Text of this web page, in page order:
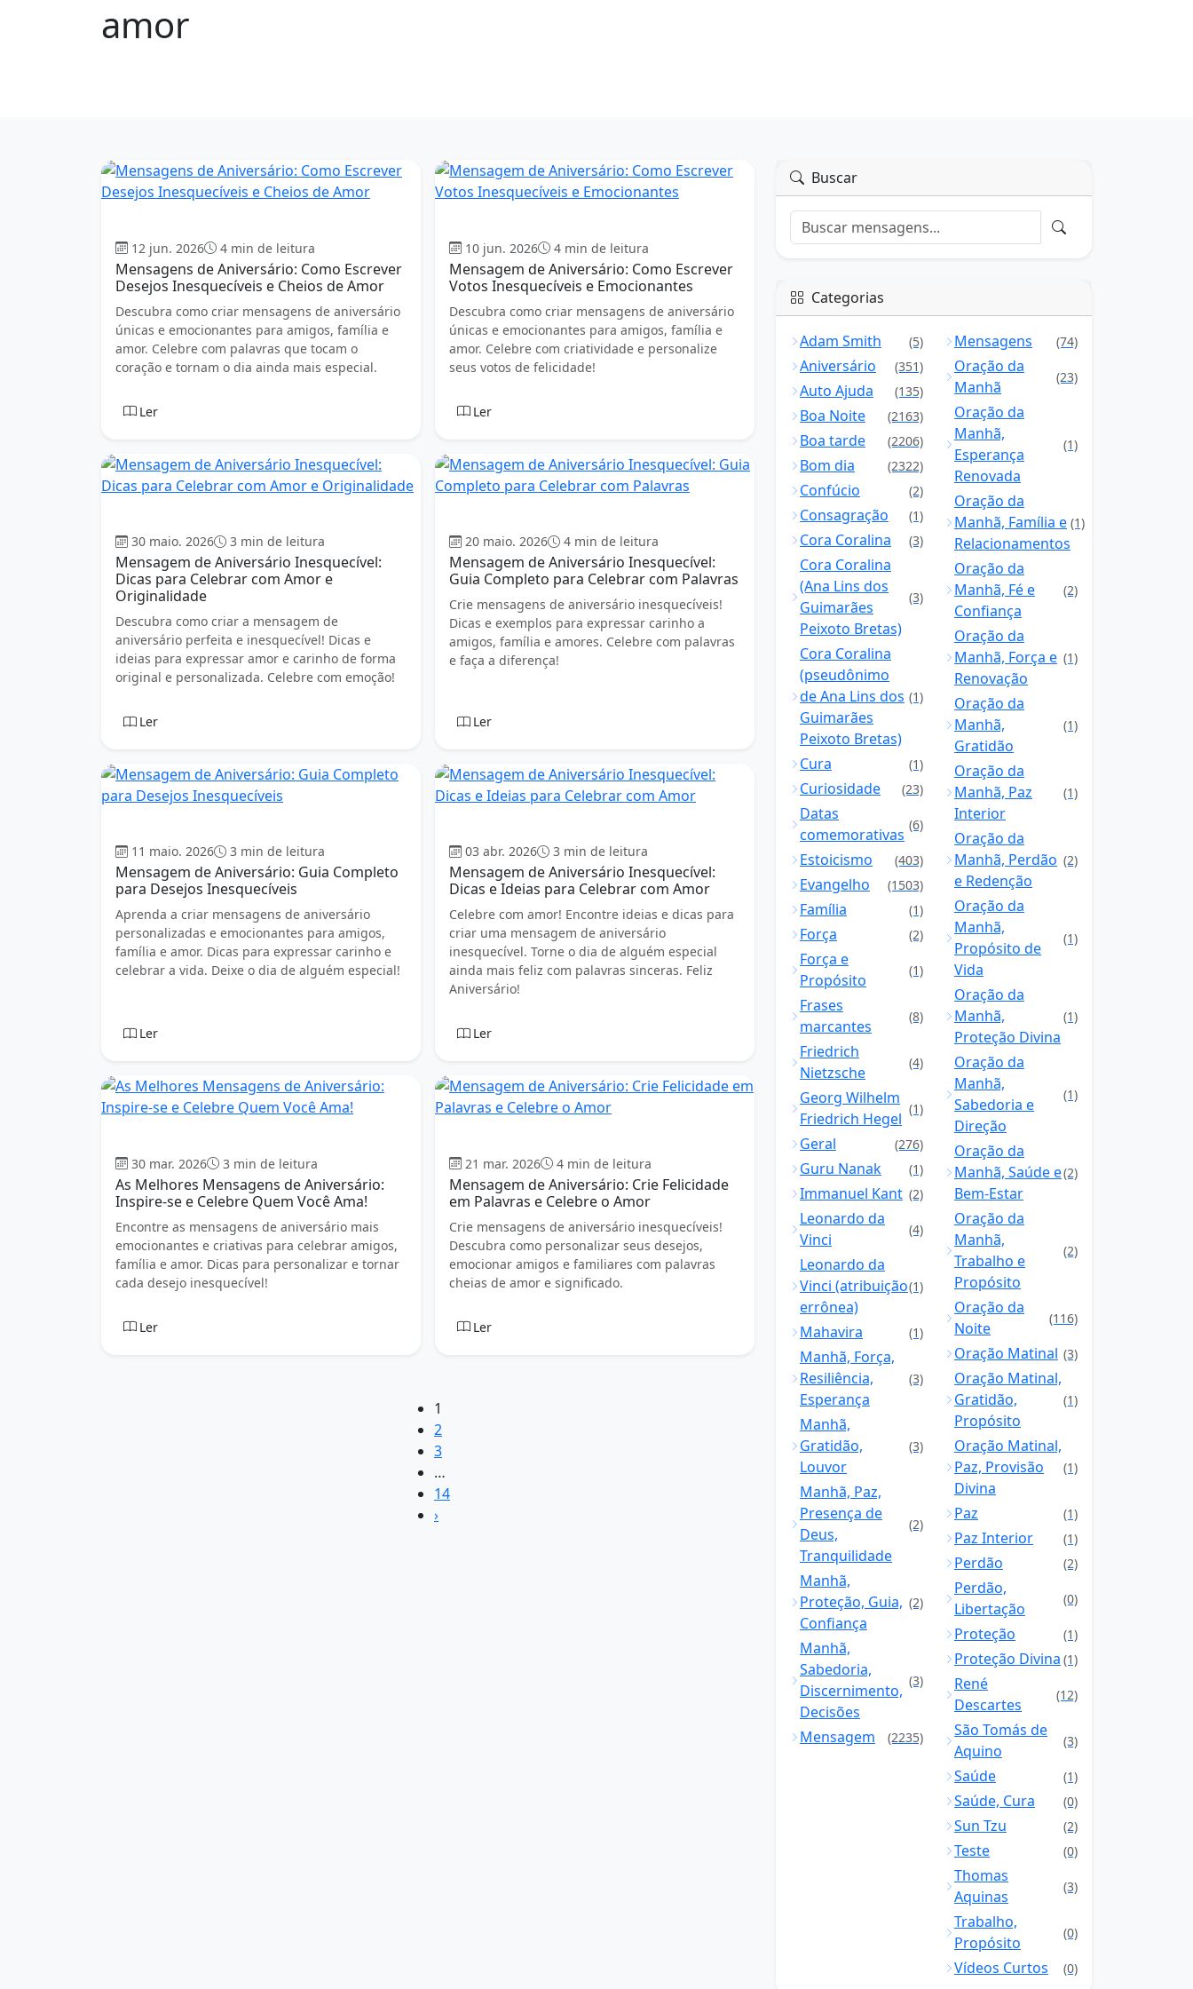
amor
12 jun. 2026 4 min de leitura
Mensagens de Aniversário: Como Escrever
Desejos Inesquecíveis e Cheios de Amor
Descubra como criar mensagens de aniversário
únicas e emocionantes para amigos, família e
amor. Celebre com palavras que tocam o
coração e tornam o dia ainda mais especial.
Ler
10 jun. 2026 4 min de leitura
Mensagem de Aniversário: Como Escrever
Votos Inesquecíveis e Emocionantes
Descubra como criar mensagens de aniversário
únicas e emocionantes para amigos, família e
amor. Celebre com criatividade e personalize
seus votos de felicidade!
Ler
30 maio. 2026 3 min de leitura
Mensagem de Aniversário Inesquecível:
Dicas para Celebrar com Amor e
Originalidade
Descubra como criar a mensagem de
aniversário perfeita e inesquecível! Dicas e
ideias para expressar amor e carinho de forma
original e personalizada. Celebre com emoção!
Ler
20 maio. 2026 4 min de leitura
Mensagem de Aniversário Inesquecível:
Guia Completo para Celebrar com Palavras
Crie mensagens de aniversário inesquecíveis!
Dicas e exemplos para expressar carinho a
amigos, família e amores. Celebre com palavras
e faça a diferença!
Ler
11 maio. 2026 3 min de leitura
Mensagem de Aniversário: Guia Completo
para Desejos Inesquecíveis
Aprenda a criar mensagens de aniversário
personalizadas e emocionantes para amigos,
família e amor. Dicas para expressar carinho e
celebrar a vida. Deixe o dia de alguém especial!
Ler
03 abr. 2026 3 min de leitura
Mensagem de Aniversário Inesquecível:
Dicas e Ideias para Celebrar com Amor
Celebre com amor! Encontre ideias e dicas para
criar uma mensagem de aniversário
inesquecível. Torne o dia de alguém especial
ainda mais feliz com palavras sinceras. Feliz
Aniversário!
Ler
30 mar. 2026 3 min de leitura
As Melhores Mensagens de Aniversário:
Inspire-se e Celebre Quem Você Ama!
Encontre as mensagens de aniversário mais
emocionantes e criativas para celebrar amigos,
família e amor. Dicas para personalizar e tornar
cada desejo inesquecível!
Ler
21 mar. 2026 4 min de leitura
Mensagem de Aniversário: Crie Felicidade
em Palavras e Celebre o Amor
Crie mensagens de aniversário inesquecíveis!
Descubra como personalizar seus desejos,
emocionar amigos e familiares com palavras
cheias de amor e significado.
Ler
1
2
3
…
14
›
Buscar
Categorias
Adam Smith (5)
Aniversário (351)
Auto Ajuda (135)
Boa Noite (2163)
Boa tarde (2206)
Bom dia (2322)
Confúcio (2)
Consagração (1)
Cora Coralina (3)
Cora Coralina
(Ana Lins dos
Guimarães
Peixoto Bretas)
(3)
Cora Coralina
(pseudônimo
de Ana Lins dos
Guimarães
Peixoto Bretas)
(1)
Cura (1)
Curiosidade (23)
Datas
comemorativas
(6)
Estoicismo (403)
Evangelho (1503)
Família (1)
Força (2)
Força e
Propósito
(1)
Frases
marcantes
(8)
Friedrich
Nietzsche
(4)
Georg Wilhelm
Friedrich Hegel
(1)
Geral (276)
Guru Nanak (1)
Immanuel Kant (2)
Leonardo da
Vinci
(4)
Leonardo da
Vinci (atribuição
errônea)
(1)
Mahavira (1)
Manhã, Força,
Resiliência,
Esperança
(3)
Manhã,
Gratidão,
Louvor
(3)
Manhã, Paz,
Presença de
Deus,
Tranquilidade
(2)
Manhã,
Proteção, Guia,
Confiança
(2)
Manhã,
Sabedoria,
Discernimento,
Decisões
(3)
Mensagem (2235)
Mensagens (74)
Oração da
Manhã
(23)
Oração da
Manhã,
Esperança
Renovada
(1)
Oração da
Manhã, Família e
Relacionamentos
(1)
Oração da
Manhã, Fé e
Confiança
(2)
Oração da
Manhã, Força e
Renovação
(1)
Oração da
Manhã,
Gratidão
(1)
Oração da
Manhã, Paz
Interior
(1)
Oração da
Manhã, Perdão
e Redenção
(2)
Oração da
Manhã,
Propósito de
Vida
(1)
Oração da
Manhã,
Proteção Divina
(1)
Oração da
Manhã,
Sabedoria e
Direção
(1)
Oração da
Manhã, Saúde e
Bem-Estar
(2)
Oração da
Manhã,
Trabalho e
Propósito
(2)
Oração da
Noite
(116)
Oração Matinal (3)
Oração Matinal,
Gratidão,
Propósito
(1)
Oração Matinal,
Paz, Provisão
Divina
(1)
Paz (1)
Paz Interior (1)
Perdão (2)
Perdão,
Libertação
(0)
Proteção (1)
Proteção Divina (1)
René
Descartes
(12)
São Tomás de
Aquino
(3)
Saúde (1)
Saúde, Cura (0)
Sun Tzu (2)
Teste (0)
Thomas
Aquinas
(3)
Trabalho,
Propósito
(0)
Vídeos Curtos (0)